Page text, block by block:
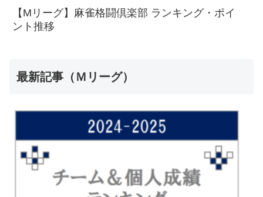
【Mリーグ】麻雀格闘倶楽部 ランキング・ポイ
ント推移
最新記事（Ｍリーグ）